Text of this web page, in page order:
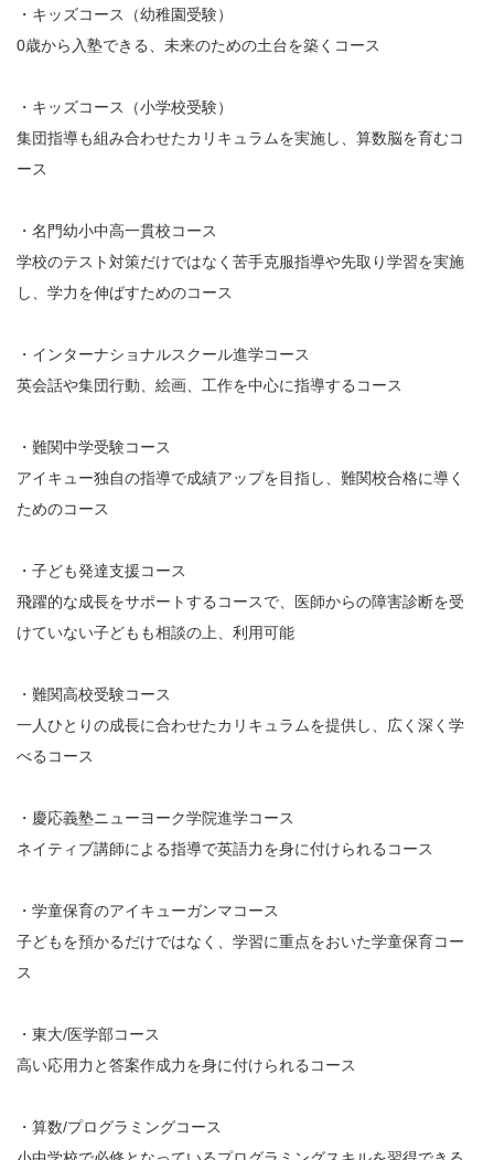
・キッズコース（幼稚園受験）
0歳から入塾できる、未来のための土台を築くコース
・キッズコース（小学校受験）
集団指導も組み合わせたカリキュラムを実施し、算数脳を育むコ
ース
・名門幼小中高一貫校コース
学校のテスト対策だけではなく苦手克服指導や先取り学習を実施
し、学力を伸ばすためのコース
・インターナショナルスクール進学コース
英会話や集団行動、絵画、工作を中心に指導するコース
・難関中学受験コース
アイキュー独自の指導で成績アップを目指し、難関校合格に導く
ためのコース
・子ども発達支援コース
飛躍的な成長をサポートするコースで、医師からの障害診断を受
けていない子どもも相談の上、利用可能
・難関高校受験コース
一人ひとりの成長に合わせたカリキュラムを提供し、広く深く学
べるコース
・慶応義塾ニューヨーク学院進学コース
ネイティブ講師による指導で英語力を身に付けられるコース
・学童保育のアイキューガンマコース
子どもを預かるだけではなく、学習に重点をおいた学童保育コー
ス
・東大/医学部コース
高い応用力と答案作成力を身に付けられるコース
・算数/プログラミングコース